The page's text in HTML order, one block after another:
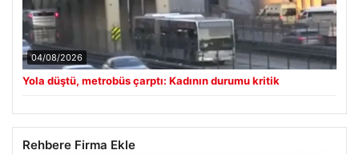
04/08/2026
Yola düştü, metrobüs çarptı: Kadının durumu kritik
Rehbere Firma Ekle